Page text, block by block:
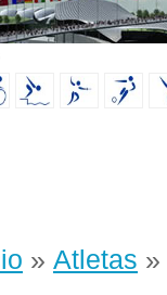
» Atletas »